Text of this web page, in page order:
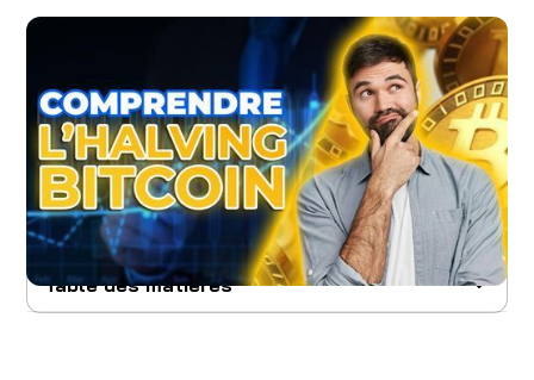
Sommaire :
Table des matières